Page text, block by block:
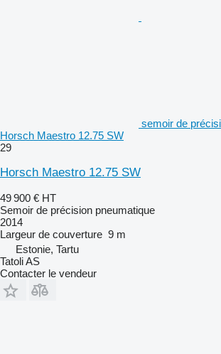
semoir de
Horsch Maestro 12.75 SW
29
Horsch Maestro 12.75 SW
49 900 € HT
Semoir de précision pneumatique
2014
Largeur de couverture 9 m
Estonie, Tartu
Tatoli AS
Contacter le vendeur